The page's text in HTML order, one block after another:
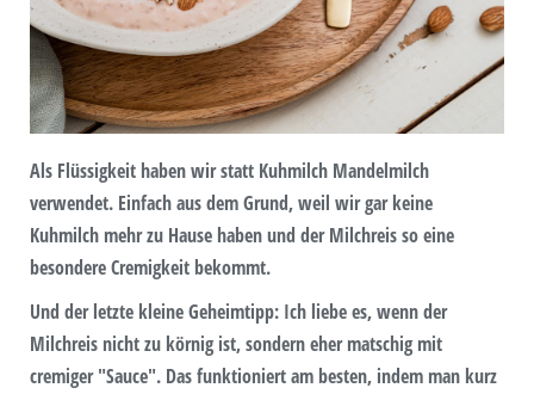
Als Flüssigkeit haben wir statt Kuhmilch Mandelmilch
verwendet. Einfach aus dem Grund, weil wir gar keine
Kuhmilch mehr zu Hause haben und der Milchreis so eine
besondere Cremigkeit bekommt.
Und der letzte kleine Geheimtipp: Ich liebe es, wenn der
Milchreis nicht zu körnig ist, sondern eher matschig mit
cremiger "Sauce". Das funktioniert am besten, indem man kurz